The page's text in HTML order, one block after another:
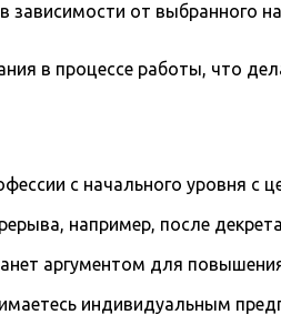
зависимости от
в процессе работы, что
с начального уровня с
например, после
аргументом для
индивидуальным